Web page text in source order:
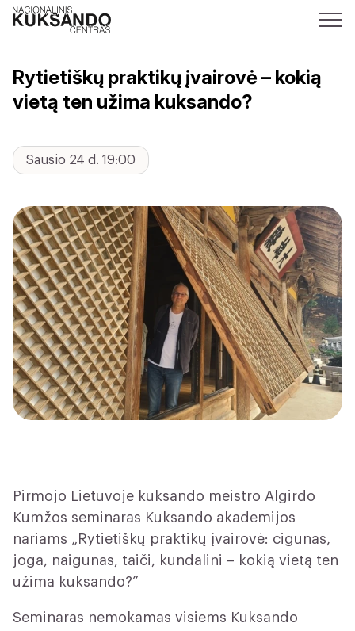
Rytietiškų praktikų įvairovė – kokią
vietą ten užima kuksando?
Sausio 24 d. 19:00
Pirmojo Lietuvoje kuksando meistro Algirdo
Kumžos seminaras Kuksando akademijos
nariams „ Rytietiškų praktikų įvairovė: cigunas,
joga, naigunas, taiči, kundalini – kokią vietą ten
užima kuksando?”
Seminaras nemokamas visiems Kuksando